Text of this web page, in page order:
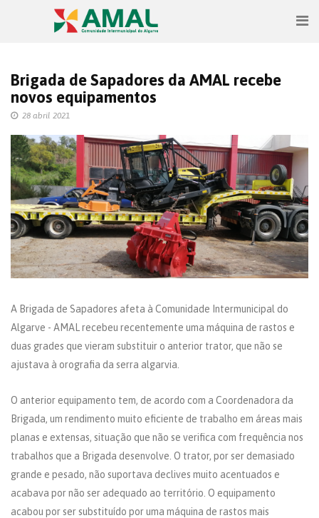
Brigada de Sapadores da AMAL recebe
novos equipamentos
28 abril 2021
A Brigada de Sapadores afeta à Comunidade Intermunicipal do
Algarve - AMAL recebeu recentemente uma máquina de rastos e
duas grades que vieram substituir o anterior trator, que não se
ajustava à orografia da serra algarvia.
O anterior equipamento tem, de acordo com a Coordenadora da
Brigada, um rendimento muito eficiente de trabalho em áreas mais
planas e extensas, situação que não se verifica com frequência nos
trabalhos que a Brigada desenvolve. O trator, por ser demasiado
grande e pesado, não suportava declives muito acentuados e
acabava por não ser adequado ao território. O equipamento
acabou por ser substituído por uma máquina de rastos mais